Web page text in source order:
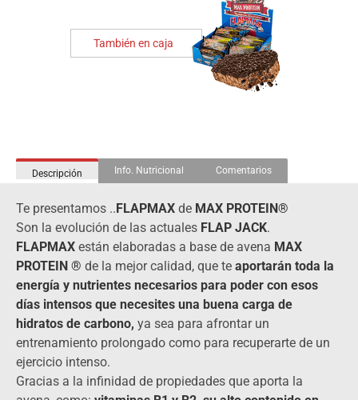
También en caja
Descripción Info. Nutricional Comentarios
Te presentamos .. FLAPMAX de MAX PROTEIN®
Son la evolución de las actuales FLAP JACK.
FLAPMAX están elaboradas a base de avena MAX
PROTEIN ® de la mejor calidad, que te aportarán toda la
energía y nutrientes necesarios para poder con esos
días intensos que necesites una buena carga de
hidratos de carbono, ya sea para afrontar un
entrenamiento prolongado como para recuperarte de un
ejercicio intenso.
Gracias a la infinidad de propiedades que aporta la